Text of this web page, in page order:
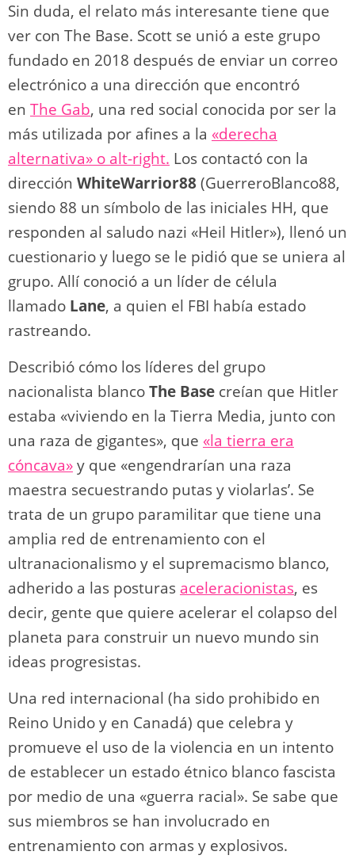
Sin duda, el relato más interesante tiene que
ver con The Base. Scott se unió a este grupo
fundado en 2018 después de enviar un correo
electrónico a una dirección que encontró
en The Gab, una red social conocida por ser la
más utilizada por afines a la «derecha
alternativa» o alt-right. Los contactó con la
dirección WhiteWarrior88(GuerreroBlanco88,
siendo 88 un símbolo de las iniciales HH, que
responden al saludo nazi «Heil Hitler»), llenó un
cuestionario y luego se le pidió que se uniera al
grupo. Allí conoció a un líder de célula
llamado Lane, a quien el FBI había estado
rastreando.
Describió cómo los líderes del grupo
nacionalista blancoThe Base creían que Hitler
estaba «viviendo en la Tierra Media, junto con
una raza de gigantes», que «la tierra era
cóncava»y que «engendrarían una raza
maestra secuestrando putas y violarlas’. Se
trata de un grupo paramilitar que tiene una
amplia red de entrenamiento con el
ultranacionalismo y el supremacismo blanco,
adherido a las posturas aceleracionistas, es
decir, gente que quiere acelerar el colapso del
planeta para construir un nuevo mundo sin
ideas progresistas.
Una red internacional (ha sido prohibido en
Reino Unido y en Canadá) que celebra y
promueve el uso de la violencia en un intento
de establecer un estado étnico blanco fascista
por medio de una «guerra racial». Se sabe que
sus miembros se han involucrado en
entrenamiento con armas y explosivos.